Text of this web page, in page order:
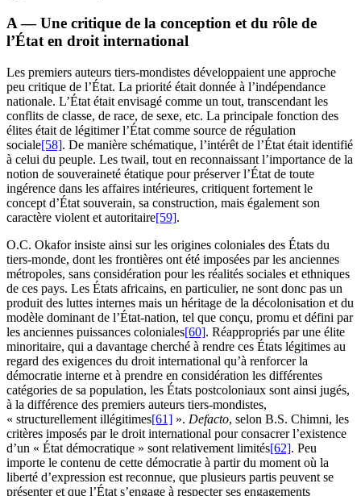
A — Une critique de la conception et du rôle de
l’État en droit international
Les premiers auteurs tiers-mondistes développaient une approche
peu critique de l’État. La priorité était donnée à l’indépendance
nationale. L’État était envisagé comme un tout, transcendant les
conflits de classe, de race, de sexe, etc. La principale fonction des
élites était de légitimer l’État comme source de régulation
sociale[58]. De manière schématique, l’intérêt de l’État était identifié
à celui du peuple. Les twail, tout en reconnaissant l’importance de la
notion de souveraineté étatique pour préserver l’État de toute
ingérence dans les affaires intérieures, critiquent fortement le
concept d’État souverain, sa construction, mais également son
caractère violent et autoritaire[59].
O.C. Okafor insiste ainsi sur les origines coloniales des États du
tiers-monde, dont les frontières ont été imposées par les anciennes
métropoles, sans considération pour les réalités sociales et ethniques
de ces pays. Les États africains, en particulier, ne sont donc pas un
produit des luttes internes mais un héritage de la décolonisation et du
modèle dominant de l’État-nation, tel que conçu, promu et défini par
les anciennes puissances coloniales[60]. Réappropriés par une élite
minoritaire, qui a davantage cherché à rendre ces États légitimes au
regard des exigences du droit international qu’à renforcer la
démocratie interne et à prendre en considération les différentes
catégories de sa population, les États postcoloniaux sont ainsi jugés,
à la différence des premiers auteurs tiers-mondistes,
« structurellement illégitimes[61] ». Defacto, selon B.S. Chimni, les
critères imposés par le droit international pour consacrer l’existence
d’un « État démocratique » sont relativement limités[62]. Peu
importe le contenu de cette démocratie à partir du moment où la
liberté d’expression est reconnue, que plusieurs partis peuvent se
présenter et que l’État s’engage à respecter ses engagements